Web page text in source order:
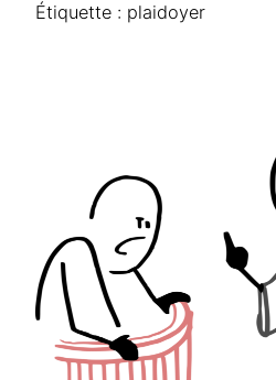
Étiquette : plaidoyer